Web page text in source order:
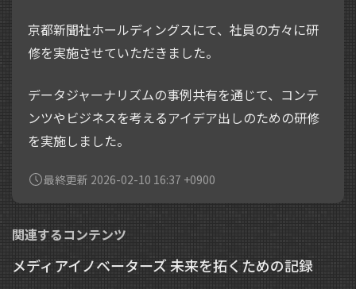
京都新聞社ホールディングスにて、社員の方々に研
修を実施させていただきました。
データジャーナリズムの事例共有を通じて、コンテ
ンツやビジネスを考えるアイデア出しのための研修
を実施しました。
最終更新 2026-02-10 16:37 +0900
関連するコンテンツ
メディアイノベーターズ 未来を拓くための記録